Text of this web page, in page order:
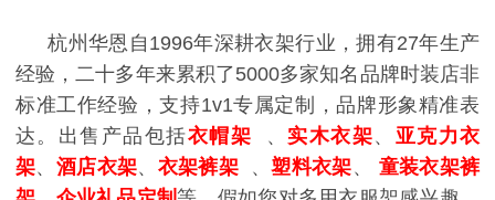
杭州华恩自1996年深耕衣架行业，拥有27年生产
经验，二十多年来累积了5000多家知名品牌时装店非
标准工作经验，支持1v1专属定制，品牌形象精准表
达。出售产品包括衣帽架 、 实木衣架、 亚克力衣
架、 酒店衣架、 衣架裤架 、塑料衣架、
童装衣架裤